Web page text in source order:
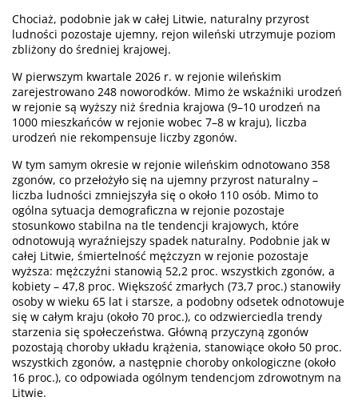
Chociaż, podobnie jak w całej Litwie, naturalny przyrost
ludności pozostaje ujemny, rejon wileński utrzymuje poziom
zbliżony do średniej krajowej.
W pierwszym kwartale 2026 r. w rejonie wileńskim
zarejestrowano 248 noworodków. Mimo że wskaźniki urodzeń
w rejonie są wyższy niż średnia krajowa (9–10 urodzeń na
1000 mieszkańców w rejonie wobec 7–8 w kraju), liczba
urodzeń nie rekompensuje liczby zgonów.
W tym samym okresie w rejonie wileńskim odnotowano 358
zgonów, co przełożyło się na ujemny przyrost naturalny –
liczba ludności zmniejszyła się o około 110 osób. Mimo to
ogólna sytuacja demograficzna w rejonie pozostaje
stosunkowo stabilna na tle tendencji krajowych, które
odnotowują wyraźniejszy spadek naturalny. Podobnie jak w
całej Litwie, śmiertelność mężczyzn w rejonie pozostaje
wyższa: mężczyźni stanowią 52,2 proc. wszystkich zgonów, a
kobiety – 47,8 proc. Większość zmarłych (73,7 proc.) stanowiły
osoby w wieku 65 lat i starsze, a podobny odsetek odnotowuje
się w całym kraju (około 70 proc.), co odzwierciedla trendy
starzenia się społeczeństwa. Główną przyczyną zgonów
pozostają choroby układu krążenia, stanowiące około 50 proc.
wszystkich zgonów, a następnie choroby onkologiczne (około
16 proc.), co odpowiada ogólnym tendencjom zdrowotnym na
Litwie.